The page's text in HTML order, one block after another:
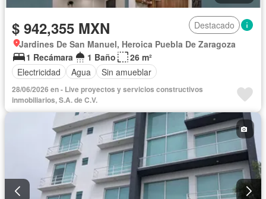
$ 942,355 MXN
Destacado
Jardines De San Manuel, Heroica Puebla De Zaragoza
1 Recámara
1 Baño
26 m²
Electricidad
Agua Sin amueblar
28/06/2026 en - Live proyectos y servicios constructivos
inmobiliarios, S.A. de C.V.